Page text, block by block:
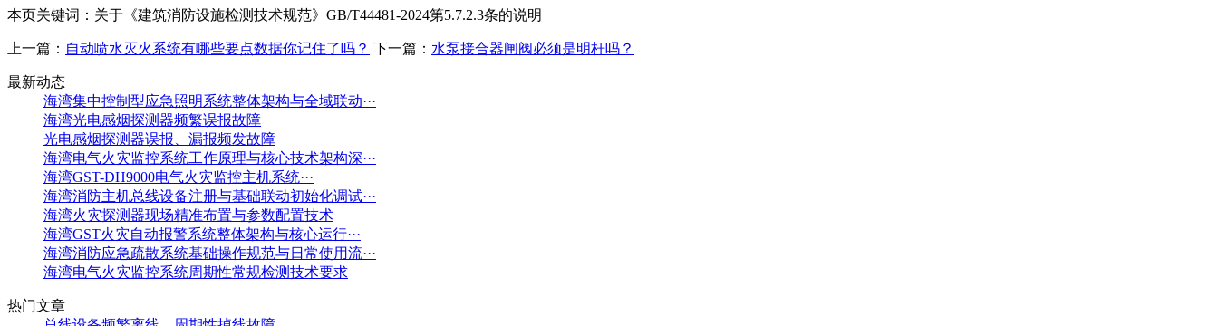
本页关键词：关于《建筑消防设施检测技术规范》GB/T44481-2024第5.7.2.3条的说明
上一篇： 自动喷水灭火系统有哪些要点数据你记住了吗？ 下一篇： 水泵接合器闸阀必须是明杆吗？
最新动态
海湾集中控制型应急照明系统整体架构与全域联动···
海湾光电感烟探测器频繁误报故障
光电感烟探测器误报、漏报频发故障
海湾电气火灾监控系统工作原理与核心技术架构深···
海湾GST-DH9000电气火灾监控主机系统···
海湾消防主机总线设备注册与基础联动初始化调试···
海湾火灾探测器现场精准布置与参数配置技术
海湾GST火灾自动报警系统整体架构与核心运行···
海湾消防应急疏散系统基础操作规范与日常使用流···
海湾电气火灾监控系统周期性常规检测技术要求
热门文章